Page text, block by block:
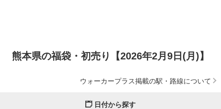
熊本県の福袋・初売り【2026年2月9日(月)】
ウォーカープラス掲載の駅・路線について
日付から探す